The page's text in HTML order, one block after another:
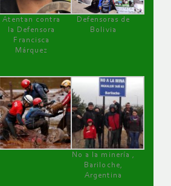
Atentan contra
la Defensora
Francisca
Márquez
Defensoras de
Bolivia
No a la minería ,
Bariloche,
Argentina